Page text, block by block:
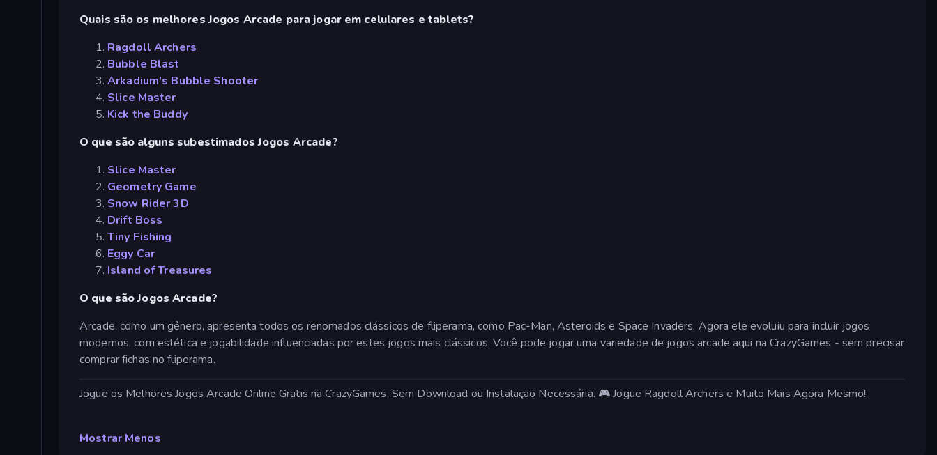
Quais são os melhores Jogos Arcade para jogar em celulares e tablets?
Ragdoll Archers
Bubble Blast
Arkadium's Bubble Shooter
Slice Master
Kick the Buddy
O que são alguns subestimados Jogos Arcade?
Slice Master
Geometry Game
Snow Rider 3D
Drift Boss
Tiny Fishing
Eggy Car
Island of Treasures
O que são Jogos Arcade?
Arcade, como um gênero, apresenta todos os renomados clássicos de fliperama, como Pac-Man, Asteroids e Space Invaders. Agora ele evoluiu para incluir jogos
modernos, com estética e jogabilidade influenciadas por estes jogos mais clássicos. Você pode jogar uma variedade de jogos arcade aqui na CrazyGames - sem precisar
comprar fichas no fliperama.
Jogue os Melhores Jogos Arcade Online Gratis na CrazyGames, Sem Download ou Instalação Necessária. 🎮 Jogue Ragdoll Archers e Muito Mais Agora Mesmo!
Mostrar Menos